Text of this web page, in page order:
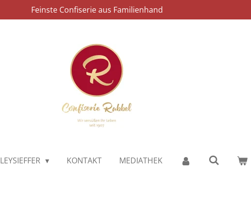
Feinste Confiserie aus Familienhand
LEYSIEFFER KONTAKT MEDIATHEK